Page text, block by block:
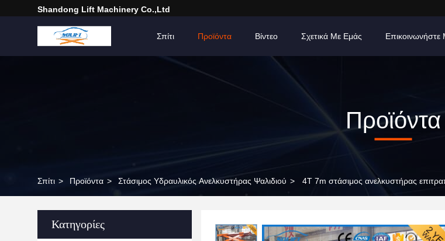
Shandong Lift Machinery Co.,Ltd
Σπίτι Προϊόντα Βίντεο Σχετικά Με Εμάς Επικοινωνήστε
Προϊόντα
Σπίτι > Προϊόντα > Στάσιμος Υδραυλικός Ανελκυστήρας Ψαλιδιού > 4T 7m στάσιμος ανελκυστήρας
Κατηγορίες